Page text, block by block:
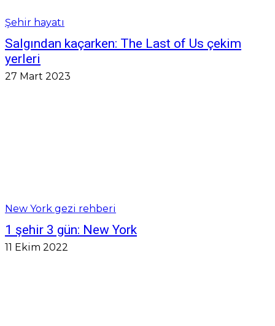
Şehir hayatı
Salgından kaçarken: The Last of Us çekim
yerleri
27 Mart 2023
New York gezi rehberi
1 şehir 3 gün: New York
11 Ekim 2022